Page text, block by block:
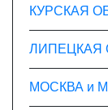
КУРСКАЯ
ЛИПЕЦКАЯ
МОСКВА и